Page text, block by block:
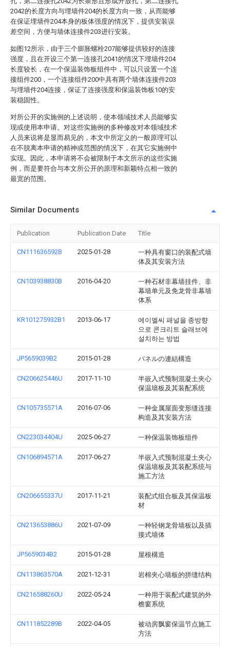
2042的长度方向与埋墙件204的长度方向一致，从而能够
在保证埋墙件204本身的板体强度的情况下，提供安装误
差空间，方便与墙体连接件203进行安装。
如图12所示，由于三个膨胀螺栓207能够提供较好的连接
强度，且在开设三个第一连接孔2041的情况下埋墙件204
长度较长，在一个保温装饰板组件中，可以只设置一个连
接组件200，一个连接组件200中具有两个墙体连接件203
与埋墙件204连接，保证了连接强度和保温装饰板10的安
装稳固性。
对所公开的实施例的上述说明，使本领域技术人员能够实
现或使用本申请。对这些实施例的多种修改对本领域技术
人员来说将是显而易见的，本文中所定义的一般原理可以
在不脱离本申请的精神或范围的情况下，在其它实施例中
实现。因此，本申请将不会被限制于本文所示的这些实施
例，而是要符合与本文所公开的原理和新颖特点相一致的
最宽的范围。
Similar Documents
Publication Publication Date Title
CN111636592B 2025-01-28
一种具有窗口的装配式墙
体及其安装方法
CN103938830B 2016-04-20
一种石材非幕墙挂件、非
幕墙单元及免龙骨非幕墙
体系
KR101275932B1 2013-06-17
에이엘씨 패널을 종방향
으로 콘크리트 슬래브에
설치하는 방법
JP5659039B2 2015-01-28 パネルの連結構造
CN206625446U 2017-11-10
半嵌入式预制混凝土夹心
保温墙板及其装配系统
CN105735571A 2016-07-06
一种金属屋面变形缝连接
构造及其安装方法
CN223034404U 2025-06-27 一种保温装饰板组件
CN106894571A 2017-06-27
半嵌入式预制混凝土夹心
保温墙板及其装配系统与
施工方法
CN206655337U 2017-11-21
装配式组合板及其保温板
材
CN213653886U 2021-07-09
一种轻钢龙骨墙板以及插
接式墙体
JP5659034B2 2015-01-28 屋根構造
CN113863570A 2021-12-31 岩棉夹心墙板的拼缝结构
CN216588260U 2022-05-24
一种用于装配式建筑的外
檐窗系统
CN111852289B 2022-04-05
被动房飘窗保温节点施工
方法